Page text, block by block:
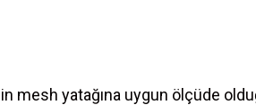
yatağına uygun ölçüde